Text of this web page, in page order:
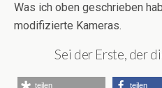
Was ich oben geschrieben
modifizierte Kameras.
Sei der Erste, der
teilen teilen